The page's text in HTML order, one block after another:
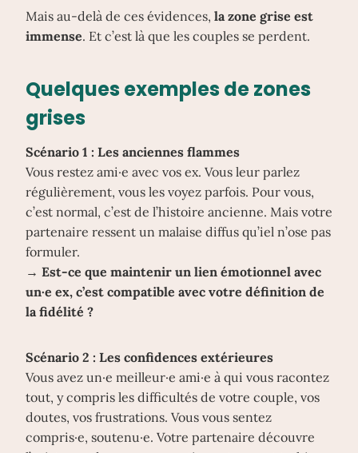
Mais au-delà de ces évidences, la zone grise est
immense. Et c’est là que les couples se perdent.
Quelques exemples de zones
grises
Scénario 1 : Les anciennes flammes
Vous restez ami·e avec vos ex. Vous leur parlez
régulièrement, vous les voyez parfois. Pour vous,
c’est normal, c’est de l’histoire ancienne. Mais votre
partenaire ressent un malaise diffus qu’iel n’ose pas
formuler.
→ Est-ce que maintenir un lien émotionnel avec
un·e ex, c’est compatible avec votre définition de
la fidélité ?
Scénario 2 : Les confidences extérieures
Vous avez un·e meilleur·e ami·e à qui vous racontez
tout, y compris les difficultés de votre couple, vos
doutes, vos frustrations. Vous vous sentez
compris·e, soutenu·e. Votre partenaire découvre